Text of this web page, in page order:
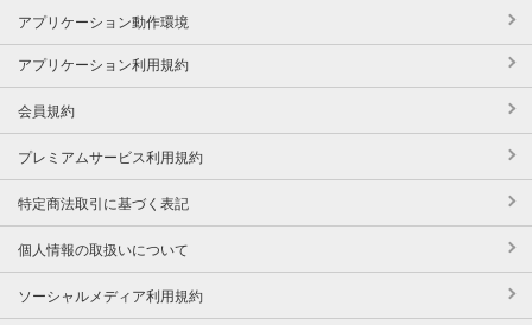
アプリケーション動作環境
アプリケーション利用規約
会員規約
プレミアムサービス利用規約
特定商法取引に基づく表記
個人情報の取扱いについて
ソーシャルメディア利用規約